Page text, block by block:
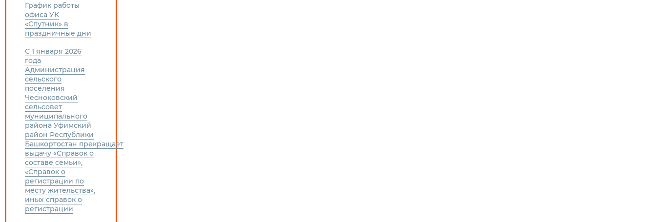
График работы
офиса УК
«Спутник» в
праздничные дни
С 1 января 2026
года
Администрация
сельского
поселения
Чесноковский
сельсовет
муниципального
района Уфимский
район Республики
Башкортостан прекращает
выдачу «Справок о
составе семьи»,
«Справок о
регистрации по
месту жительства»,
иных справок о
регистрации